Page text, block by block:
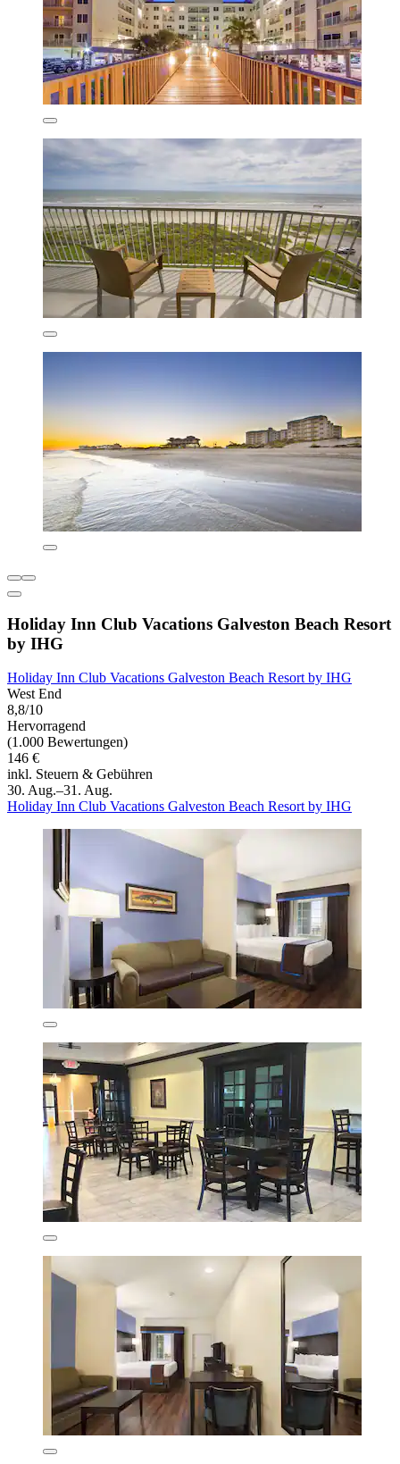
Holiday Inn Club Vacations Galveston Beach Resort
by IHG
Holiday Inn Club Vacations Galveston Beach Resort by IHG
West End
8,8/10
Hervorragend
(1.000 Bewertungen)
146 €
inkl. Steuern & Gebühren
30. Aug.–31. Aug.
Holiday Inn Club Vacations Galveston Beach Resort by IHG